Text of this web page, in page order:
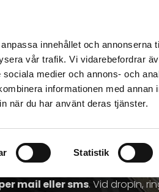
innehållet och annonserna
vår trafik. Vi vidarebefordrar
medier och annons- och
informationen med annan
när du har använt deras tjänster.
Statistik
KONTAKT
BILLACK/
mail eller sms. Vid dropIn,